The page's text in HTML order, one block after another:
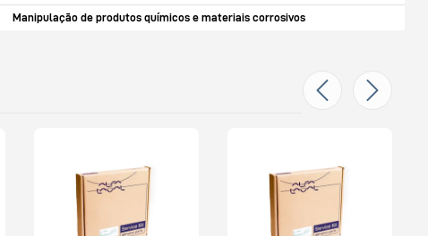
Manipulação de produtos químicos e materiais corrosivos